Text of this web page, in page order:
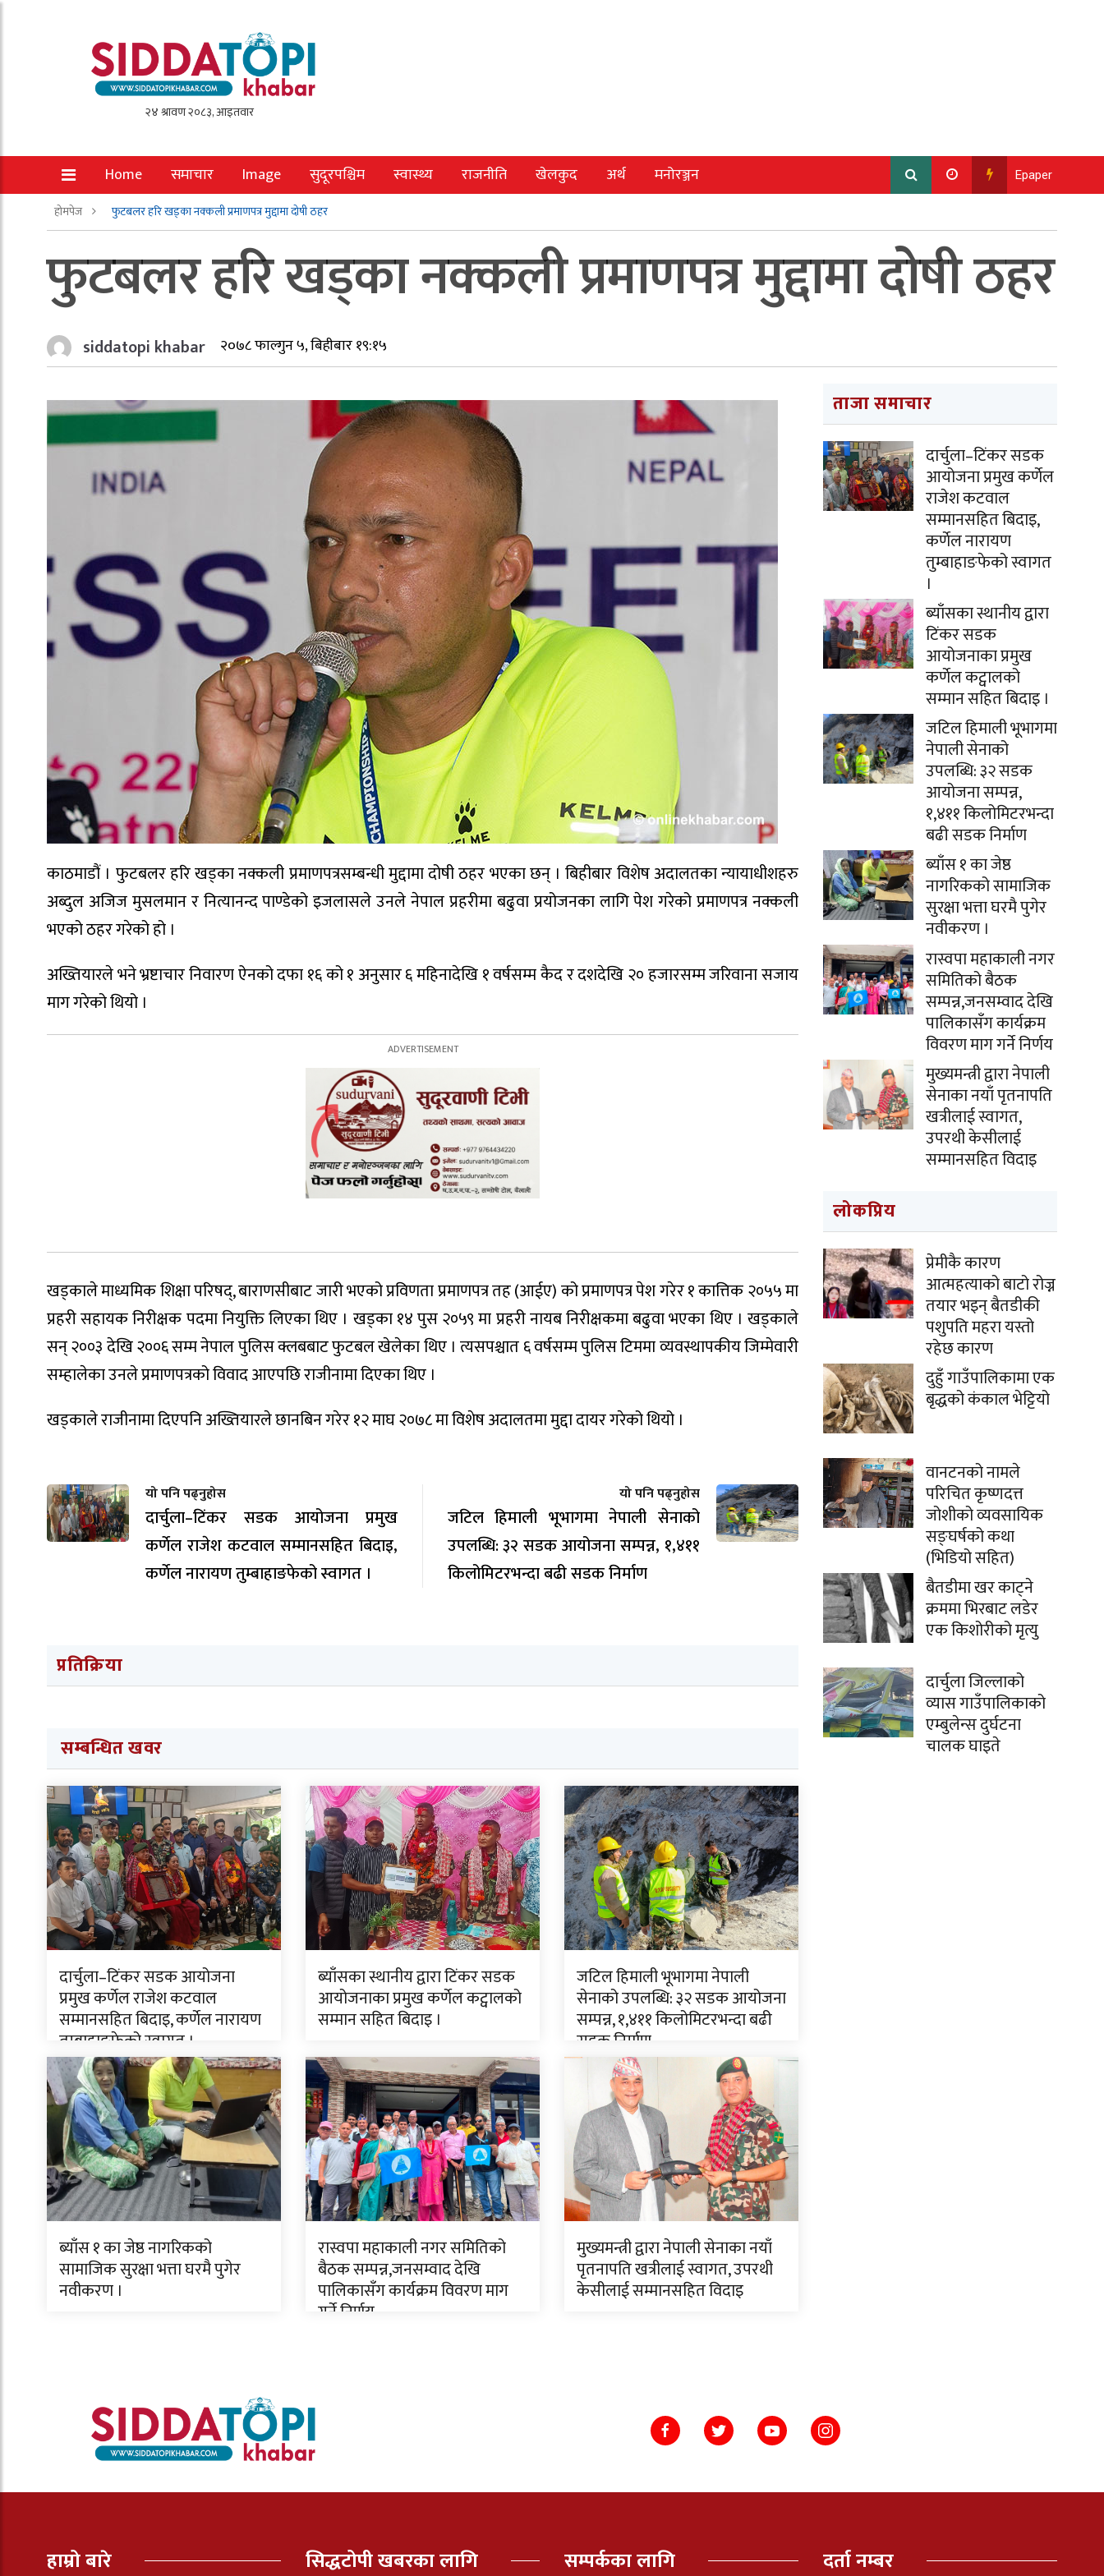
Home समाचार Image सुदूरपश्चिम स्वास्थ्य राजनीति खेलकुद अर्थ मनोरञ्जन Epaper
होमपेज फुटबलर हरि खड्का नक्कली प्रमाणपत्र मुद्दामा दोषी ठहर
फुटबलर हरि खड्का नक्कली प्रमाणपत्र मुद्दामा दोषी ठहर
siddatopi khabar २०७८ फाल्गुन ५, बिहीबार १९:१५
काठमाडौं । फुटबलर हरि खड्का नक्कली प्रमाणपत्रसम्बन्धी मुद्दामा दोषी ठहर भएका छन् । बिहीबार विशेष अदालतका न्यायाधीशहरु
अब्दुल अजिज मुसलमान र नित्यानन्द पाण्डेको इजलासले उनले नेपाल प्रहरीमा बढुवा प्रयोजनका लागि पेश गरेको प्रमाणपत्र नक्कली
भएको ठहर गरेको हो ।
अख्तियारले भने भ्रष्टाचार निवारण ऐनको दफा १६ को १ अनुसार ६ महिनादेखि १ वर्षसम्म कैद र दशदेखि २० हजारसम्म जरिवाना सजाय
माग गरेको थियो ।
खड्काले माध्यमिक शिक्षा परिषद्, बाराणसीबाट जारी भएको प्रविणता प्रमाणपत्र तह (आईए) को प्रमाणपत्र पेश गरेर १ कात्तिक २०५५ मा
प्रहरी सहायक निरीक्षक पदमा नियुक्ति लिएका थिए । खड्का १४ पुस २०५९ मा प्रहरी नायब निरीक्षकमा बढुवा भएका थिए । खड्काले
सन् २००३ देखि २००६ सम्म नेपाल पुलिस क्लबबाट फुटबल खेलेका थिए । त्यसपश्चात ६ वर्षसम्म पुलिस टिममा व्यवस्थापकीय जिम्मेवारी
सम्हालेका उनले प्रमाणपत्रको विवाद आएपछि राजीनामा दिएका थिए ।
खड्काले राजीनामा दिएपनि अख्तियारले छानबिन गरेर १२ माघ २०७८ मा विशेष अदालतमा मुद्दा दायर गरेको थियो ।
यो पनि पढ्नुहोस
दार्चुला–टिंकर सडक आयोजना प्रमुख
कर्णेल राजेश कटवाल सम्मानसहित बिदाइ,
कर्णेल नारायण तुम्बाहाङफेको स्वागत ।
यो पनि पढ्नुहोस
जटिल हिमाली भूभागमा नेपाली सेनाको
उपलब्धि: ३२ सडक आयोजना सम्पन्न, १,४११
किलोमिटरभन्दा बढी सडक निर्माण
प्रतिक्रिया
सम्बन्धित खवर
दार्चुला–टिंकर सडक आयोजना
प्रमुख कर्णेल राजेश कटवाल
सम्मानसहित बिदाइ, कर्णेल नारायण
तुम्बाहाङफेको स्वागत ।
ब्याँसका स्थानीय द्वारा टिंकर सडक
आयोजनाका प्रमुख कर्णेल कट्वालको
सम्मान सहित बिदाइ ।
जटिल हिमाली भूभागमा नेपाली
सेनाको उपलब्धि: ३२ सडक आयोजना
सम्पन्न, १,४११ किलोमिटरभन्दा बढी
सडक निर्माण
ब्याँस १ का जेष्ठ नागरिकको
सामाजिक सुरक्षा भत्ता घरमै पुगेर
नवीकरण ।
रास्वपा महाकाली नगर समितिको
बैठक सम्पन्न,जनसम्वाद देखि
पालिकासँग कार्यक्रम विवरण माग
गर्ने निर्णय
मुख्यमन्त्री द्वारा नेपाली सेनाका नयाँ
पृतनापति खत्रीलाई स्वागत, उपरथी
केसीलाई सम्मानसहित विदाइ
ताजा समाचार
दार्चुला–टिंकर सडक
आयोजना प्रमुख कर्णेल
राजेश कटवाल
सम्मानसहित बिदाइ,
कर्णेल नारायण
तुम्बाहाङफेको स्वागत
।
ब्याँसका स्थानीय द्वारा
टिंकर सडक
आयोजनाका प्रमुख
कर्णेल कट्वालको
सम्मान सहित बिदाइ ।
जटिल हिमाली भूभागमा
नेपाली सेनाको
उपलब्धि: ३२ सडक
आयोजना सम्पन्न,
१,४११ किलोमिटरभन्दा
बढी सडक निर्माण
ब्याँस १ का जेष्ठ
नागरिकको सामाजिक
सुरक्षा भत्ता घरमै पुगेर
नवीकरण ।
रास्वपा महाकाली नगर
समितिको बैठक
सम्पन्न,जनसम्वाद देखि
पालिकासँग कार्यक्रम
विवरण माग गर्ने निर्णय
मुख्यमन्त्री द्वारा नेपाली
सेनाका नयाँ पृतनापति
खत्रीलाई स्वागत,
उपरथी केसीलाई
सम्मानसहित विदाइ
लोकप्रिय
प्रेमीकै कारण
आत्महत्याको बाटो रोज्न
तयार भइन् बैतडीकी
पशुपति महरा यस्तो
रहेछ कारण
दुहुँ गाउँपालिकामा एक
बृद्धको कंकाल भेट्टियो
वानटनको नामले
परिचित कृष्णदत्त
जोशीको व्यवसायिक
सङ्घर्षको कथा
(भिडियो सहित)
बैतडीमा खर काट्ने
क्रममा भिरबाट लडेर
एक किशोरीको मृत्यु
दार्चुला जिल्लाको
व्यास गाउँपालिकाको
एम्बुलेन्स दुर्घटना
चालक घाइते
हाम्रो बारे सिद्धटोपी खबरका लागि सम्पर्कका लागि दर्ता नम्बर